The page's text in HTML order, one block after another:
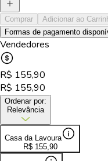
Comprar
Adicionar ao
Formas de pagamento
Vendedores
R$ 155,90
R$ 155,90
Ordenar por:
Relevância
Casa da Lavoura
R$ 155,90